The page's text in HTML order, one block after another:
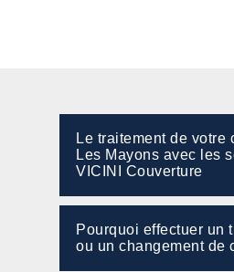
Le traitement de votre
Les Mayons avec les
VICINI Couverture
Pourquoi effectuer un
ou un changement de